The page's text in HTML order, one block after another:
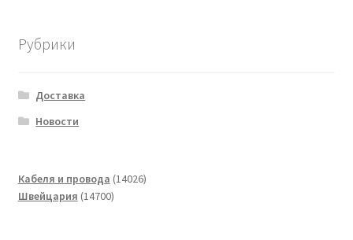
Рубрики
Доставка
Новости
Кабеля и провода 1402614026
Швейцария 1470014700